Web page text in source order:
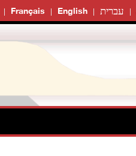
Français English עברית